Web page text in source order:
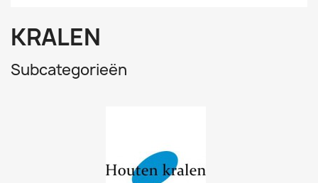
KRALEN
Subcategorieën